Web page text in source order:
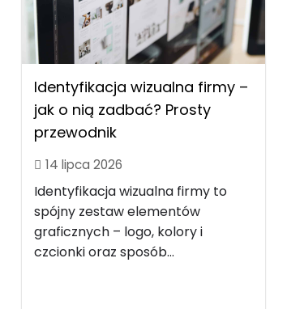
Identyfikacja wizualna firmy –
jak o nią zadbać? Prosty
przewodnik
14 lipca 2026
Identyfikacja wizualna firmy to
spójny zestaw elementów
graficznych – logo, kolory i
czcionki oraz sposób...